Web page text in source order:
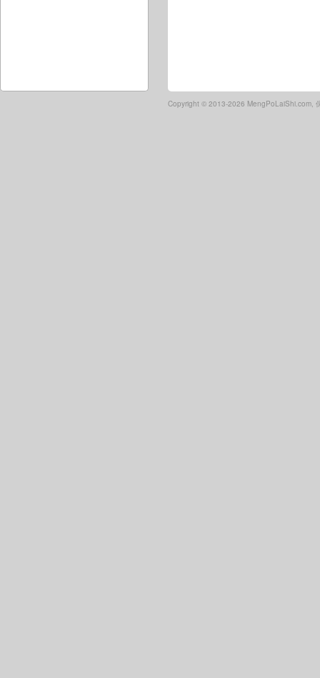
Copyright © 2013-2026 MengPoLaiShi.com,